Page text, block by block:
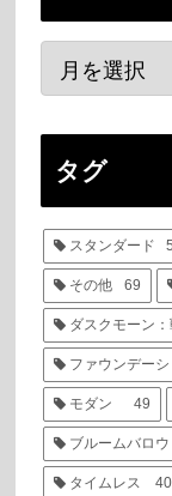
タグ
スタンダード
その他 69
ダスクモーン
ファウンデー
モダン 49
ブルームバロウ
タイムレス 40